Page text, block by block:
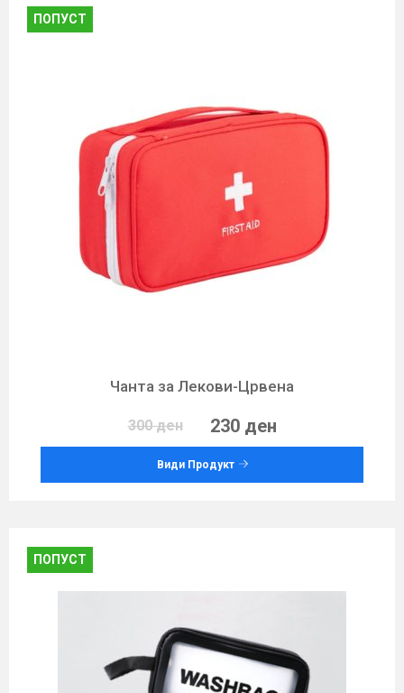
ПОПУСТ
Чанта за Лекови-Црвена
300 ден 230 ден
Види Продукт
ПОПУСТ